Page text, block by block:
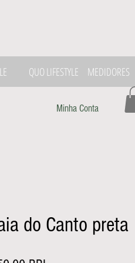
QUO LIFESTYLE MEDIDORES
Minha Conta
do Canto preta